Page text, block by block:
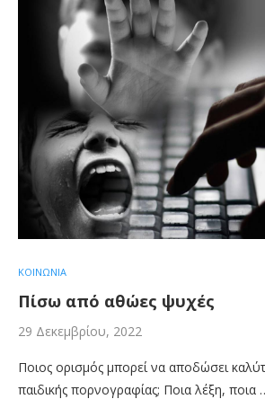
ΚΟΙΝΩΝΙΑ
Πίσω από αθώες ψυχές
29 Δεκεμβρίου, 2022
Ποιος ορισμός μπορεί να αποδώσει
παιδικής πορνογραφίας; Ποια λέξη, ποια